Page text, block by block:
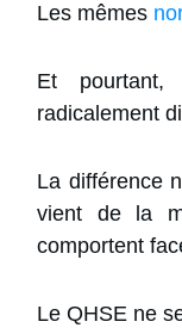
Les mêmes
Et pourtant,
radicalement
La différence
vient de la
comportent
Le QHSE ne